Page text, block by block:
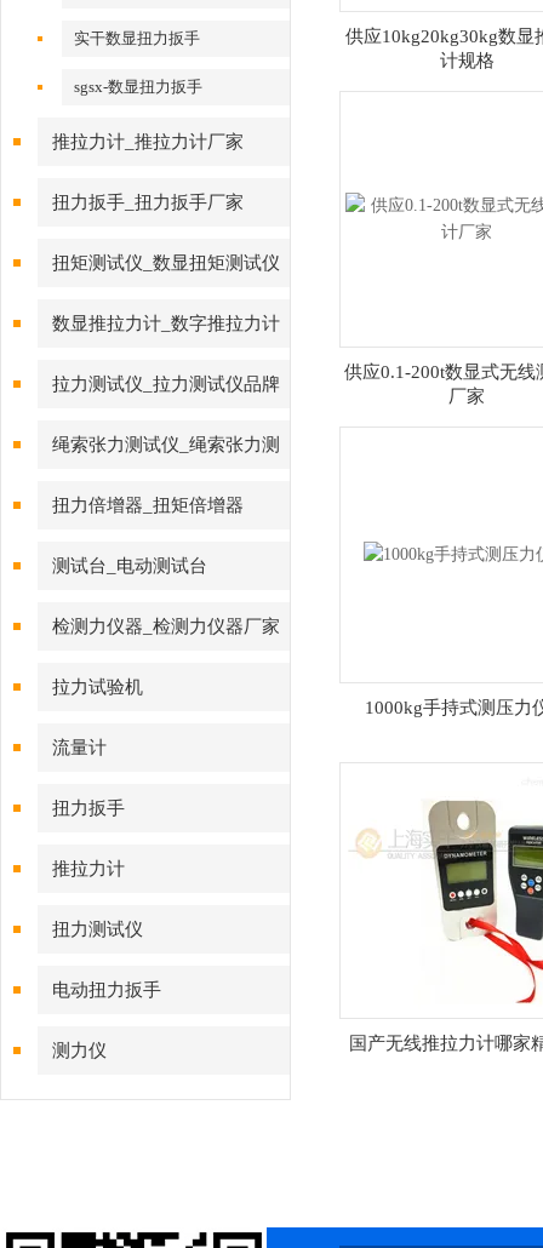
实干数显扭力扳手
sgsx-数显扭力扳手
推拉力计_推拉力计厂家
扭力扳手_扭力扳手厂家
扭矩测试仪_数显扭矩测试仪
数显推拉力计_数字推拉力计
拉力测试仪_拉力测试仪品牌
绳索张力测试仪_绳索张力测
试仪
扭力倍增器_扭矩倍增器
测试台_电动测试台
检测力仪器_检测力仪器厂家
拉力试验机
流量计
扭力扳手
推拉力计
扭力测试仪
电动扭力扳手
测力仪
供应10kg20kg30kg数显
计规格
供应0.1-200t数显式无线
厂家
1000kg手持式测压力
国产无线推拉力计哪家